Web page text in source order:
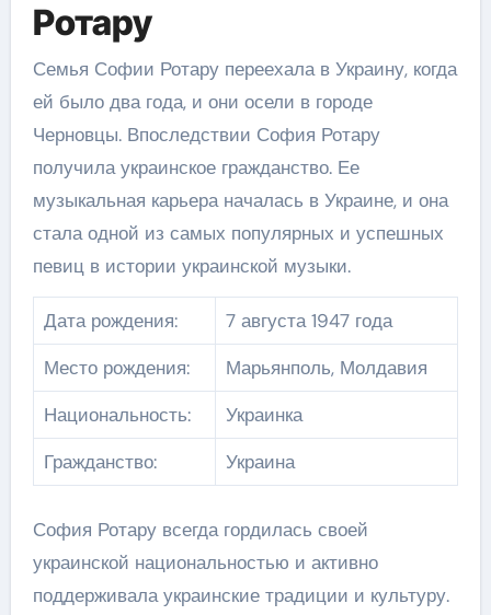
Ротару
Семья Софии Ротару переехала в Украину, когда
ей было два года, и они осели в городе
Черновцы. Впоследствии София Ротару
получила украинское гражданство. Ее
музыкальная карьера началась в Украине, и она
стала одной из самых популярных и успешных
певиц в истории украинской музыки.
Дата рождения:
7 августа 1947 года
Место рождения:
Марьянполь, Молдавия
Национальность:
Украинка
Гражданство:
Украина
София Ротару всегда гордилась своей
украинской национальностью и активно
поддерживала украинские традиции и культуру.